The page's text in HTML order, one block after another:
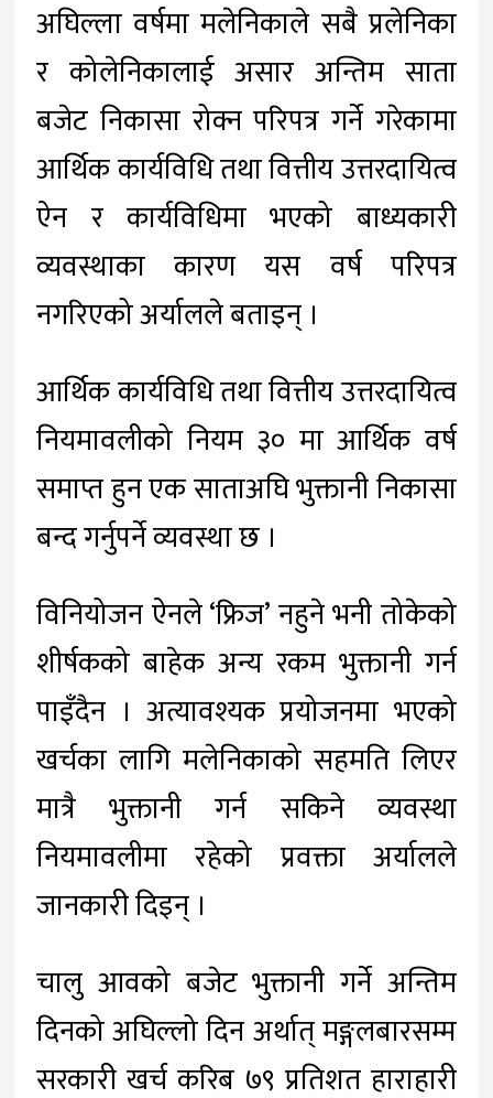
अघिल्ला वर्षमा मलेनिकाले सबै प्रलेनिका
र कोलेनिकालाई असार अन्तिम साता
बजेट निकासा रोक्न परिपत्र गर्ने गरेकामा
आर्थिक कार्यविधि तथा वित्तीय उत्तरदायित्व
ऐन र कार्यविधिमा भएको बाध्यकारी
व्यवस्थाका कारण यस वर्ष परिपत्र
नगरिएको अर्यालले बताइन् ।
आर्थिक कार्यविधि तथा वित्तीय उत्तरदायित्व
नियमावलीको नियम ३० मा आर्थिक वर्ष
समाप्त हुन एक साताअघि भुक्तानी निकासा
बन्द गर्नुपर्ने व्यवस्था छ ।
विनियोजन ऐनले ‘फ्रिज’ नहुने भनी तोकेको
शीर्षकको बाहेक अन्य रकम भुक्तानी गर्न
पाइँदैन । अत्यावश्यक प्रयोजनमा भएको
खर्चका लागि मलेनिकाको सहमति लिएर
मात्रै भुक्तानी गर्न सकिने व्यवस्था
नियमावलीमा रहेको प्रवक्ता अर्यालले
जानकारी दिइन् ।
चालु आवको बजेट भुक्तानी गर्ने अन्तिम
दिनको अघिल्लो दिन अर्थात् मङ्गलबारसम्म
सरकारी खर्च करिब ७९ प्रतिशत हाराहारी